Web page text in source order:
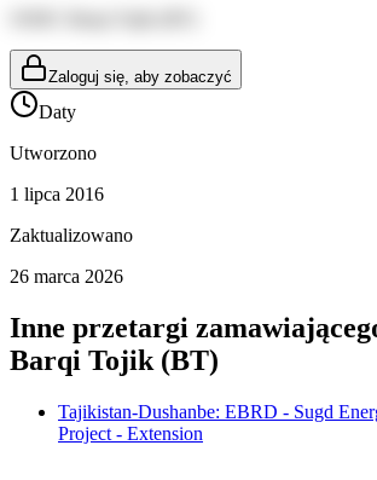
Zaloguj się, aby zobaczyć
Daty
Utworzono
1 lipca 2016
Zaktualizowano
26 marca 2026
Inne przetargi
Barqi Tojik (BT)
Tajikistan-Dushanbe: EBRD - Sugd
Project - Extension